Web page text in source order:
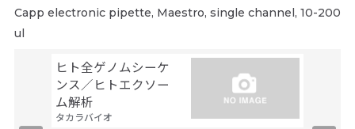
Capp electronic pipette, Maestro, single channel, 10-200
ul
ヒト全ゲノムシーケ
ンス／ヒトエクソー
ム解析
タカラバイオ